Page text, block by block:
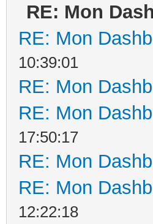
RE: Mon
RE: Mon
10:39:01
RE: Mon
RE: Mon
17:50:17
RE: Mon
RE: Mon
12:22:18